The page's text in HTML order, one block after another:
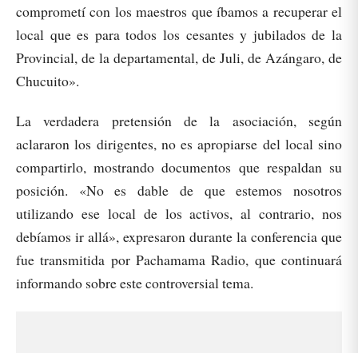
comprometí con los maestros que íbamos a recuperar el
local que es para todos los cesantes y jubilados de la
Provincial, de la departamental, de Juli, de Azángaro, de
Chucuito».
La verdadera pretensión de la asociación, según
aclararon los dirigentes, no es apropiarse del local sino
compartirlo, mostrando documentos que respaldan su
posición. «No es dable de que estemos nosotros
utilizando ese local de los activos, al contrario, nos
debíamos ir allá», expresaron durante la conferencia que
fue transmitida por Pachamama Radio, que continuará
informando sobre este controversial tema.